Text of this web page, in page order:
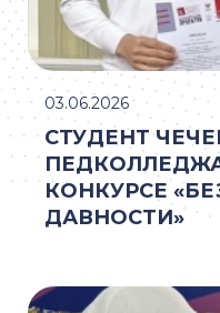
СТУДЕНТ
КОНКУРСЕ
ДАВНОСТИ»
03.06.2026